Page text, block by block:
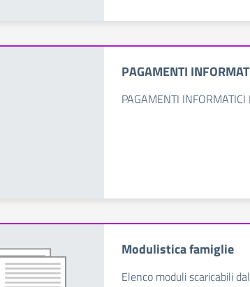
PAGAMENTI
PAGAMENTI INFORMATICI
Modulistica famiglie
Elenco moduli scaricabili